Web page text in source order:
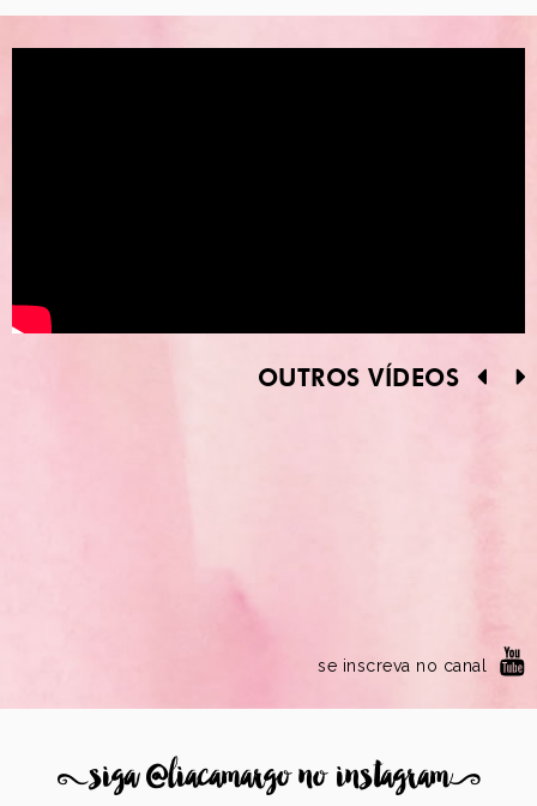
OUTROS VÍDEOS
se inscreva no canal
8siga @liacamargo no instagram9